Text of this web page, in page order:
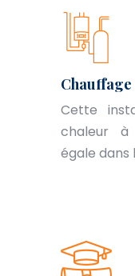
Cette
chaleur
égale dans